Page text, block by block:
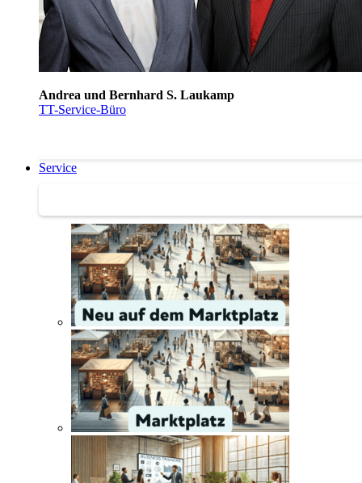
Andrea und Bernhard S. Laukamp
TT-Service-Büro
Service